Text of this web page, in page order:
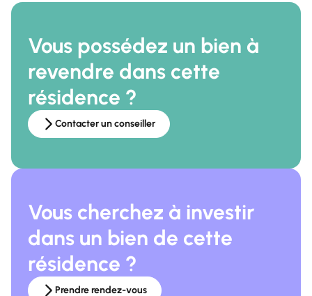
Vous possédez un bien à
revendre dans cette
résidence ?
Contacter un conseiller
Vous cherchez à investir
dans un bien de cette
résidence ?
Prendre rendez-vous